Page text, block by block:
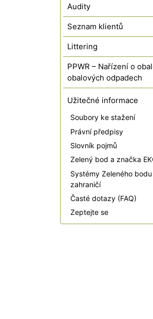
Audity
Seznam klientů
Littering
PPWR – Nařízení o
obalových odpadech
Užitečné informace
Soubory ke stažení
Právní předpisy
Slovník pojmů
Zelený bod a značka
Systémy Zeleného
zahraničí
Časté dotazy (FAQ)
Zeptejte se